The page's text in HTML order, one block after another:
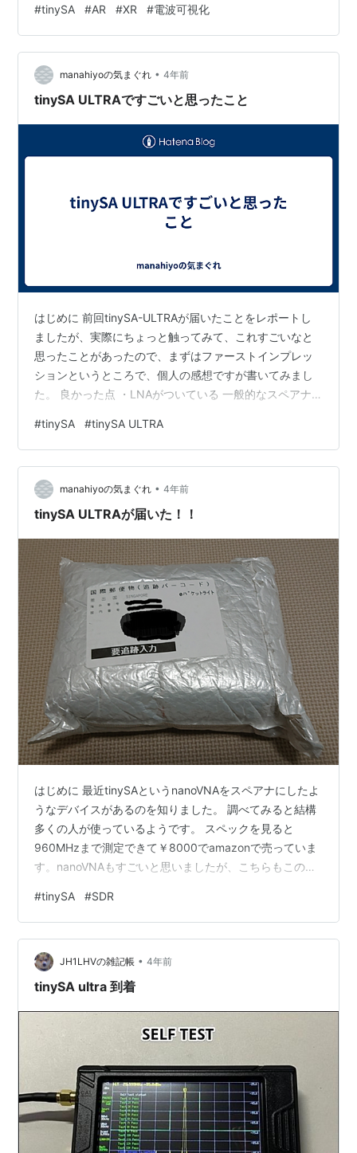
tinySA-ULTRAを使うメリットとデメリット メリット ・
測定周波数範囲が広い。特にこのULTRAは6GHzまで測れ
るとなっています。 ・広帯域での周波数スイープが速
い、ノイズの周波数が分からない時はとても便利 ・FF…
#tinySA #AR #XR #電波可視化
manahiyoの気まぐれ • 4年前
tinySA ULTRAですごいと思ったこと
はじめに 前回tinySA-ULTRAが届いたことをレポートし
ましたが、実際にちょっと触ってみて、これすごいなと
思ったことがあったので、まずはファーストインプレッ
ションというところで、個人の感想ですが書いてみまし
た。 良かった点 ・LNAがついている 一般的なスペアナ
んな低コストのものに入っているのは驚異的です。もち
ろんON/OFF設定可能。 ・ATTがついている 0-31dBまで
設定できる。広帯域のMMICのATTが1個入っているだけ
とも言えますが、これだけ低コストのものに入れている
のはこだわりを感じました。 ・充電中に赤ランプがつい
#tinySA #tinySA ULTRA
manahiyoの気まぐれ • 4年前
tinySA ULTRAが届いた！！
はじめに 最近tinySAというnanoVNAをスペアナにしたよ
うなデバイスがあるのを知りました。 調べてみると結構
多くの人が使っているようです。 スペックを見ると
960MHzまで測定できて￥8000でamazonで売っていま
す。nanoVNAもすごいと思いましたが、こちらもこの価
定できるtinySA-ULTRAというバージョンアップ版が昨年
発売された模様。 www.tinysa.org tinySAより値段も上が
ってはいますが、それでも2万円弱です。ほぼ衝動買いに
近い感じで、ポチっとやってしまいました。 やっと届い
た！！！ amazonで…
#tinySA #SDR
JH1LHVの雑記帳 • 4年前
tinySA ultra 到着